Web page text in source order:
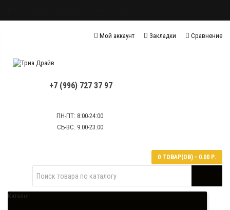
Мой аккаунт Закладки Сравнение
+7 (996) 727 37 97
ПН-ПТ: 8:00-24:00
СБ-ВС: 9:00-23:00
0 ТОВАР(ОВ) - 0.00 Р.
Каталог